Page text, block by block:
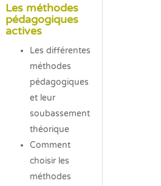
Les méthodes
pédagogiques
actives
Les différentes
méthodes
pédagogiques
et leur
soubassement
théorique
Comment
choisir les
méthodes